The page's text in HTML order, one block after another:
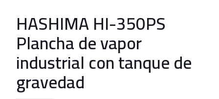
HASHIMA HI-350PS
Plancha de vapor
industrial con tanque de
gravedad